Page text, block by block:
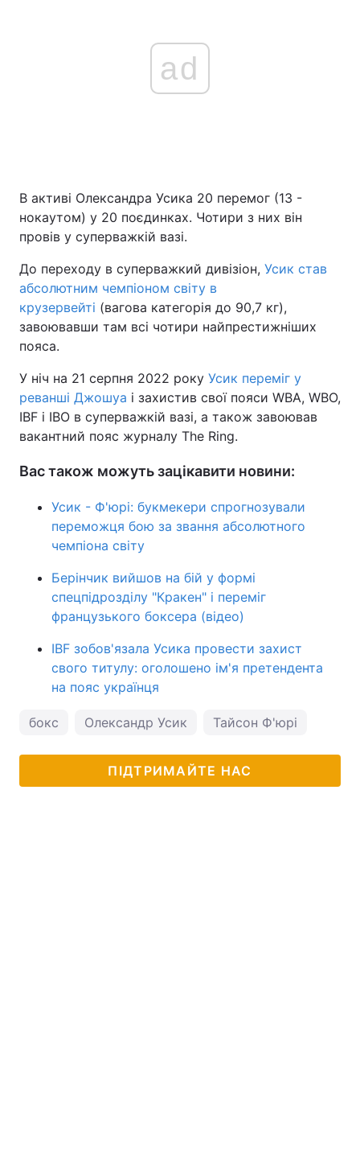
ad
В активі Олександра Усика 20 перемог (13 -
нокаутом) у 20 поєдинках. Чотири з них він
провів у суперважкій вазі.
До переходу в суперважкий дивізіон, Усик став
абсолютним чемпіоном світу в
крузервейті (вагова категорія до 90,7 кг),
завоювавши там всі чотири найпрестижніших
пояса.
У ніч на 21 серпня 2022 року Усик переміг у
реванші Джошуа і захистив свої пояси WBA, WBO,
IBF і IBO в суперважкій вазі, а також завоював
вакантний пояс журналу The Ring.
Вас також можуть зацікавити новини:
Усик - Ф'юрі: букмекери спрогнозували
переможця бою за звання абсолютного
чемпіона світу
Берінчик вийшов на бій у формі
спецпідрозділу "Кракен" і переміг
французького боксера (відео)
IBF зобов'язала Усика провести захист
свого титулу: оголошено ім'я претендента
на пояс українця
бокс Олександр Усик Тайсон Ф'юрі
ПІДТРИМАЙТЕ НАС